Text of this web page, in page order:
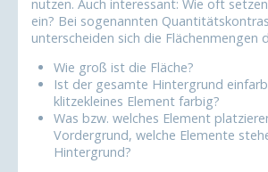
nutzen. Auch interessant: Wie oft
ein? Bei sogenannten
unterscheiden sich die Flächenmengen
Wie groß ist die Fläche?
Ist der gesamte Hintergrund
klitzekleines Element farbig?
Was bzw. welches Element
Vordergrund, welche Elemente
Hintergrund?